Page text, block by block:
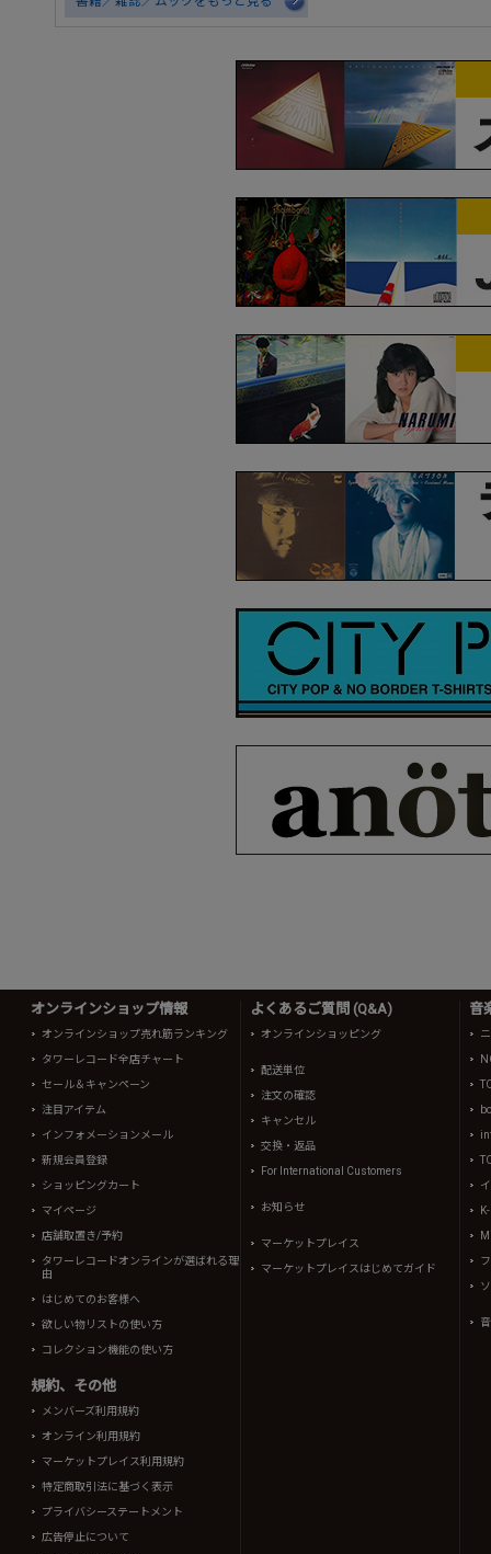
オンラインショップ情報
オンラインショップ売れ筋ランキング
タワーレコード全店チャート
セール＆キャンペーン
注目アイテム
インフォメーションメール
新規会員登録
ショッピングカート
マイページ
店舗取置き/予約
タワーレコードオンラインが選ばれる理
由
はじめてのお客様へ
欲しい物リストの使い方
コレクション機能の使い方
規約、その他
メンバーズ利用規約
オンライン利用規約
マーケットプレイス利用規約
特定商取引法に基づく表示
プライバシーステートメント
広告停止について
よくあるご質問 (Q&A)
オンラインショッピング
配送単位
注文の確認
キャンセル
交換・返品
For International Customers
お知らせ
マーケットプレイス
マーケットプレイスはじめてガイド
音